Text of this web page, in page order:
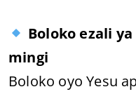
Boloko ezali
mingi
Boloko oyo Yesu